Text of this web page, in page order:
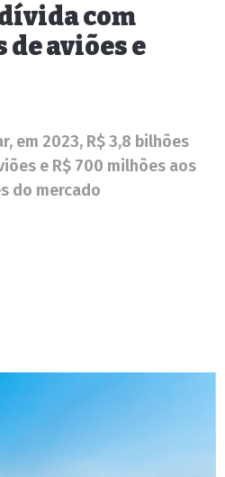
com
aviões e
em 2023, R$ 3,8 bilhões
e R$ 700 milhões aos
do mercado